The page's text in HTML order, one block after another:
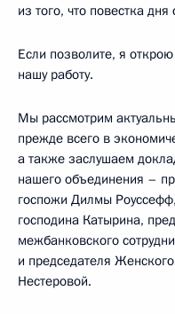
из того, что повестка
Если позволите, я
нашу работу.
Мы рассмотрим
прежде всего в
а также заслушаем
нашего объединения –
госпожи Дилмы
господина Катырина,
межбанковского
и председателя
Нестеровой.